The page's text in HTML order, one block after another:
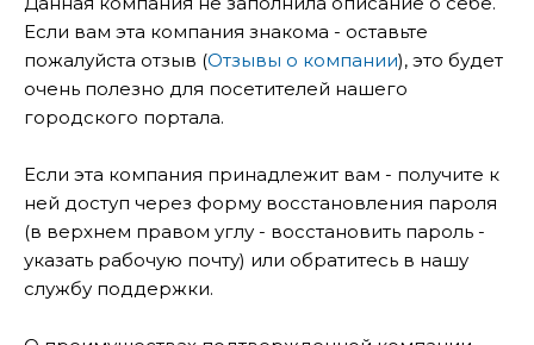
Если вам эта компания знакома - оставьте
пожалуйста отзыв (Отзывы о компании), это будет
очень полезно для посетителей нашего
городского портала.
Если эта компания принадлежит вам - получите к
ней доступ через форму восстановления пароля
(в верхнем правом углу - восстановить пароль -
указать рабочую почту) или обратитесь в нашу
службу поддержки.